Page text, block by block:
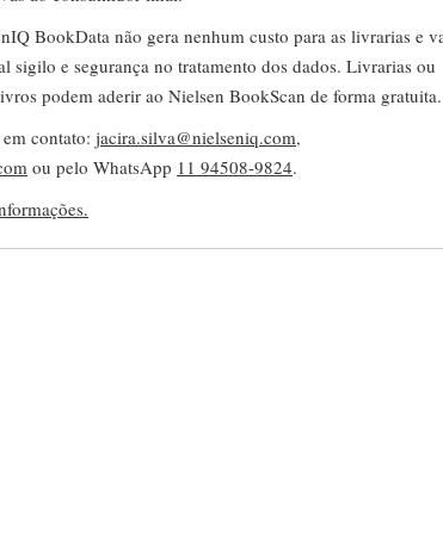
BookData não gera nenhum custo para as livrarias e
sigilo e segurança no tratamento dos dados. Livrarias ou
podem aderir ao Nielsen BookScan de forma gratuita.
contato: jacira.silva@nielseniq.com,
ou pelo WhatsApp 11 94508-9824.